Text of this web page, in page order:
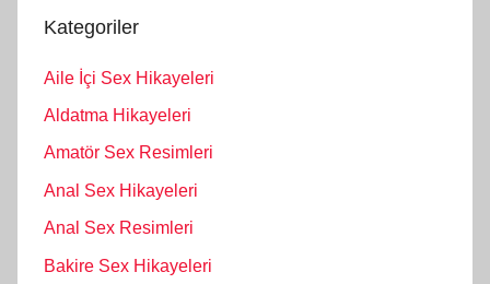
Kategoriler
Aile İçi Sex Hikayeleri
Aldatma Hikayeleri
Amatör Sex Resimleri
Anal Sex Hikayeleri
Anal Sex Resimleri
Bakire Sex Hikayeleri